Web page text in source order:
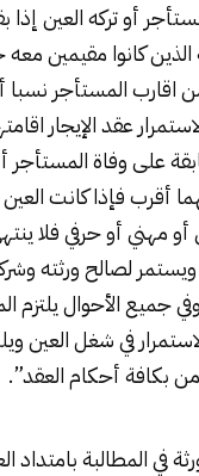
أو تركه العين
كانوا مقيمين معه
اقارب المستأجر
عقد الإيجار
على وفاة المستأجر
أقرب فإذا كانت العين
مهني أو حرفي فلا
ويستمر لصالح ورثته
جميع الأحوال يلتزم
في شغل العين
بكافة أحكام العقد”.
في المطالبة بامتداد